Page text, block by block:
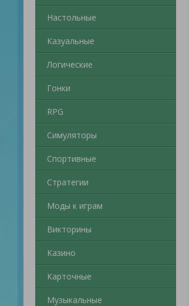
Настольные
Казуальные
Логические
Гонки
RPG
Симуляторы
Спортивные
Стратегии
Моды к играм
Викторины
Казино
Карточные
Музыкальные